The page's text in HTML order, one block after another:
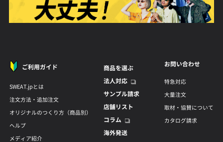
ご利用ガイド
SWEAT.jpとは
注文方法・追加注文
オリジナルのつくり方（商品別）
ヘルプ
メディア紹介
商品を選ぶ
法人対応
サンプル請求
店舗リスト
コラム
海外発送
お問い合わせ
特急対応
大量注文
取材・協賛について
カタログ請求